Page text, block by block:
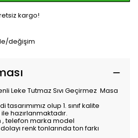
kargo!
değişim
Leke Tutmaz Sıvı Geçirmez Masa
olup 1. sınıf kalite
hazırlanmaktadır.
, telefon marka model
renk tonlarında ton farkı